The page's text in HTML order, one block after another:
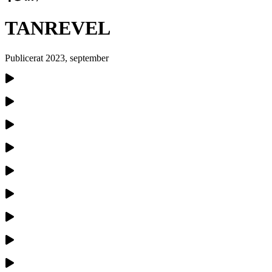
TANREVEL
Publicerat 2023, september